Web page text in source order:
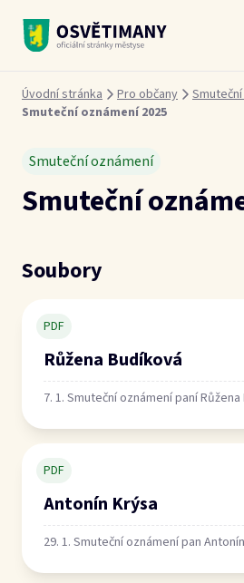
Drobečková navigace
Úvodní stránka Pro občany
Smuteční oznámení 2025
Smuteční oznámení
Smuteční
Soubory
PDF
Růžena Budíková
7. 1. Smuteční oznámení paní
PDF
Antonín Krýsa
29. 1. Smuteční oznámení pan